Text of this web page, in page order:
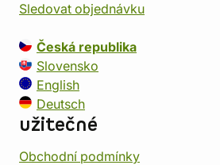
Sledovat objednávku
Česká republika
Slovensko
English
Deutsch
užitečné
Obchodní podmínky